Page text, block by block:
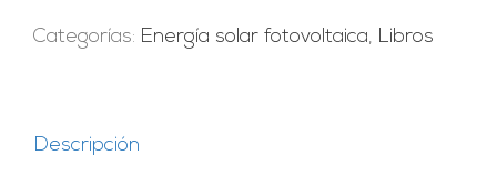
de
Categorías: Energía solar fotovoltaica, Libros
Descripción